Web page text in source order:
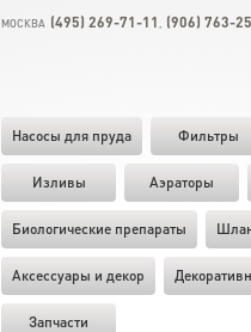
МОСКВА (495) 269-71-11 (906) 763-
Насосы для пруда Фильтры
Изливы Аэраторы
Биологические препараты
Аксессуары и декор
Запчасти